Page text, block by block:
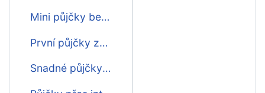
Mini půjčky bez potvrzování příjmu
První půjčky zdarma bez potvrzování příjmu
Snadné půjčky bez potvrzování příjmu